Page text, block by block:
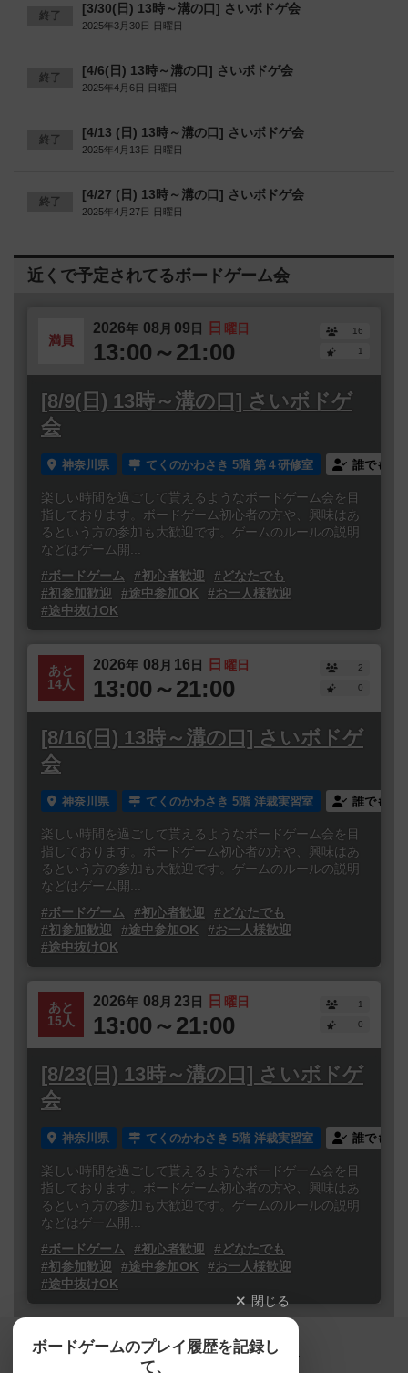
終了 [3/30(日) 13時～溝の口] さいボドゲ会
2025年3月30日 日曜日
終了 [4/6(日) 13時～溝の口] さいボドゲ会
2025年4月6日 日曜日
終了 [4/13 (日) 13時～溝の口] さいボドゲ会
2025年4月13日 日曜日
終了 [4/27 (日) 13時～溝の口] さいボドゲ会
2025年4月27日 日曜日
近くで予定されてるボードゲーム会
満員
2026年 08 月 09日 日 曜日
13:00～21:00
16
1
[8/9(日) 13時～溝の口] さいボドゲ
会
神奈川県 てくのかわさき 5階 第４研修室 誰でも参
楽しい時間を過ごして貰えるようなボードゲーム会を目
指しております。ボードゲーム初心者の方や、興味はあ
るという方の参加も大歓迎です。ゲームのルールの説明
などはゲーム開...
#ボードゲーム
#初心者歓迎
#どなたでも
#初参加歓迎
#途中参加OK
#お一人様歓迎
#途中抜けOK
あと
14人
2026年 08 月 16日 日 曜日
13:00～21:00
2
0
[8/16(日) 13時～溝の口] さいボドゲ
会
神奈川県 てくのかわさき 5階 洋裁実習室 誰でも参
楽しい時間を過ごして貰えるようなボードゲーム会を目
指しております。ボードゲーム初心者の方や、興味はあ
るという方の参加も大歓迎です。ゲームのルールの説明
などはゲーム開...
#ボードゲーム
#初心者歓迎
#どなたでも
#初参加歓迎
#途中参加OK
#お一人様歓迎
#途中抜けOK
あと
15人
2026年 08 月 23日 日 曜日
13:00～21:00
1
0
[8/23(日) 13時～溝の口] さいボドゲ
会
神奈川県 てくのかわさき 5階 洋裁実習室 誰でも参
楽しい時間を過ごして貰えるようなボードゲーム会を目
指しております。ボードゲーム初心者の方や、興味はあ
るという方の参加も大歓迎です。ゲームのルールの説明
などはゲーム開...
#ボードゲーム
#初心者歓迎
#どなたでも
#初参加歓迎
#途中参加OK
#お一人様歓迎
#途中抜けOK
閉じる
ボードゲームのプレイ履歴を記録し
て、
【ボドゲーマ】ボードゲームの総合情報サイト